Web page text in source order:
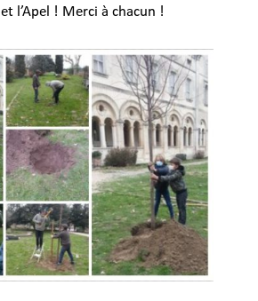
l’Apel ! Merci à chacun !